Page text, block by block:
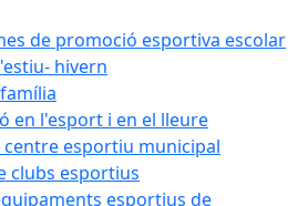
de promoció esportiva escolar
hivern
en l'esport i en el lleure
centre esportiu municipal
clubs esportius
esportius de